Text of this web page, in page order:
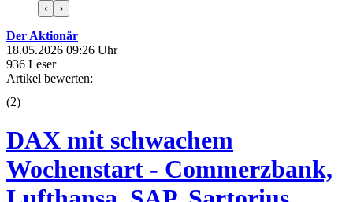
‹ ›
Der Aktionär
18.05.2026 09:26 Uhr
936 Leser
Artikel bewerten:
(2)
DAX mit schwachem
Wochenstart - Commerzbank,